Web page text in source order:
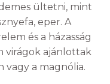
ültetni, mint
eper. A
és a házasság
virágok ajánlottak
vagy a magnólia.